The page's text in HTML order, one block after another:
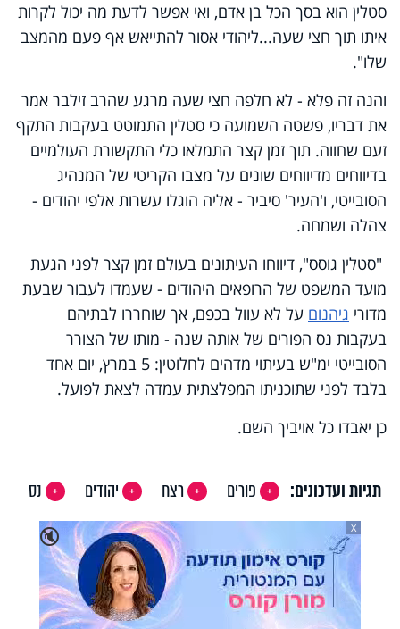
סטלין הוא בסך הכל בן אדם, ואי אפשר לדעת מה יכול לקרות
איתו תוך חצי שעה...ליהודי אסור להתייאש אף פעם מהמצב
שלו".
והנה זה פלא - לא חלפה חצי שעה מרגע שהרב זילבר אמר
את דבריו, פשטה השמועה כי סטלין התמוטט בעקבות התקף
זעם שחווה. תוך זמן קצר התמלאו כלי התקשורת העולמיים
בדיווחים מדיווחים שונים על מצבו הקריטי של המנהיג
הסובייטי, ו'העיר' סיביר - אליה הוגלו עשרות אלפי יהודים -
צהלה ושמחה.
"סטלין גוסס", דיווחו העיתונים בעולם זמן קצר לפני הגעת
מועד המשפט של הרופאים היהודים - שעמדו לעבור שבעת
מדורי גיהנום על לא עוול בכפם, אך שוחררו לבתיהם
בעקבות נס הפורים של אותה שנה - מותו של הצורר
הסובייטי ימ"ש בעיתוי מדהים לחלוטין: 5 במרץ, יום אחד
בלבד לפני שתוכניתו המפלצתית עמדה לצאת לפועל.
כן יאבדו כל אויביך השם.
תגיות ועדכונים: פורים רצח יהודים
נס
🔇
X